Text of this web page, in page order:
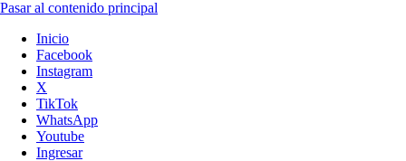
Pasar al contenido principal
Inicio
Facebook
Instagram
X
TikTok
WhatsApp
Youtube
Ingresar